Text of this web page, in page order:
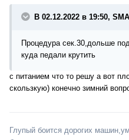
В 02.12.2022 в 19:50,
Процедура сек.30,дольше
куда педали крутить
с питанием что то решу а вот
скользкую) конечно зимний
Глупый боится дорогих